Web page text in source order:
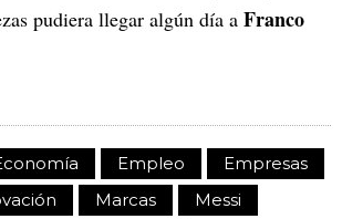
pudiera llegar algún día a Franco
Empleo
Empresas
Marcas
Messi